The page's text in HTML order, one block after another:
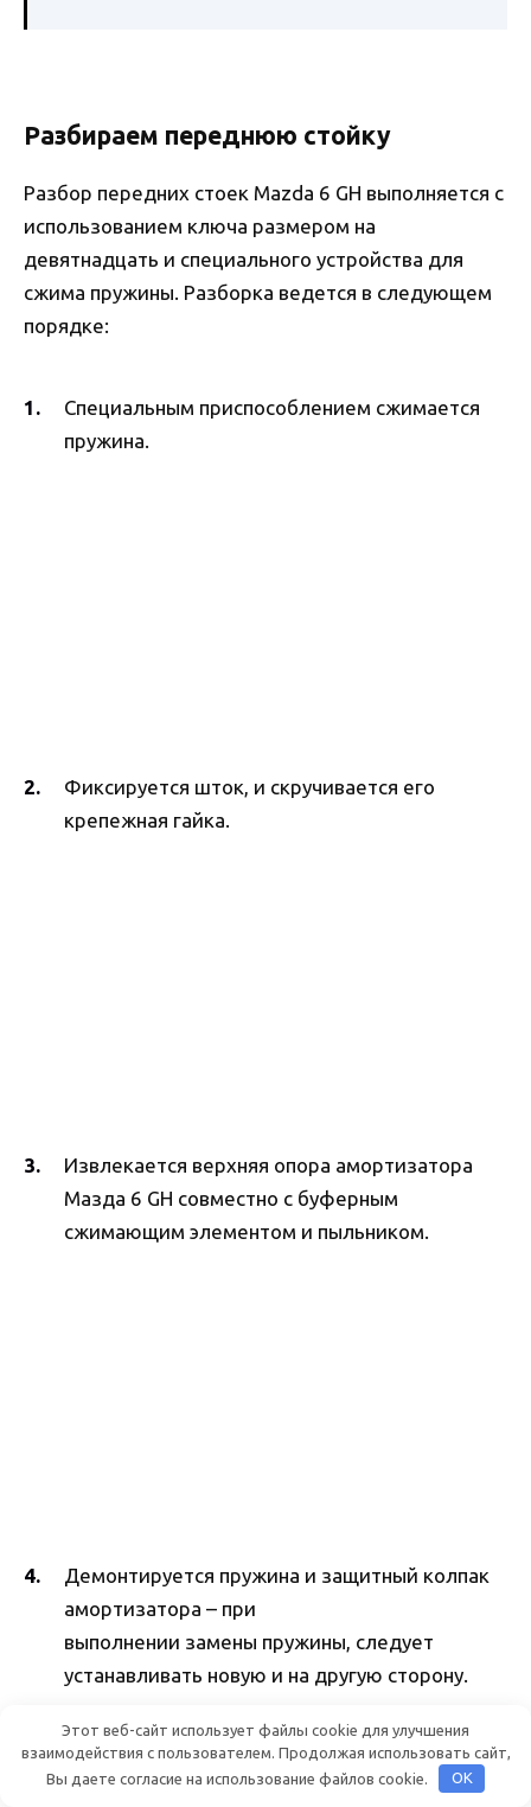
Разбираем переднюю стойку
Разбор передних стоек Mazda 6 GH выполняется с
использованием ключа размером на
девятнадцать и специального устройства для
сжима пружины. Разборка ведется в следующем
порядке:
Специальным приспособлением сжимается
пружина.
Фиксируется шток, и скручивается его
крепежная гайка.
Извлекается верхняя опора амортизатора
Мазда 6 GH совместно с буферным
сжимающим элементом и пыльником.
Демонтируется пружина и защитный колпак
амортизатора – при
выполнении замены пружины, следует
устанавливать новую и на другую сторону.
Последовательно снимаются: пыльник сверху
и буфер сжатия;
Этот веб-сайт использует файлы cookie для улучшения
взаимодействия с пользователем. Продолжая использовать сайт,
Вы даете согласие на использование файлов cookie.
OK